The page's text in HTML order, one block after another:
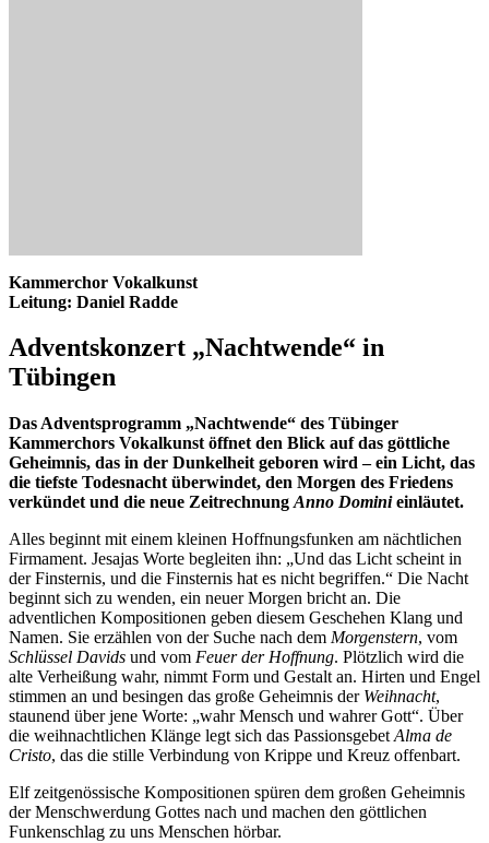
Kammerchor Vokalkunst
Leitung: Daniel Radde
Adventskonzert „Nachtwende“ in
Tübingen
Das Adventsprogramm „Nachtwende“ des Tübinger
Kammerchors Vokalkunst öffnet den Blick auf das göttliche
Geheimnis, das in der Dunkelheit geboren wird – ein Licht, das
die tiefste Todesnacht überwindet, den Morgen des Friedens
verkündet und die neue Zeitrechnung Anno Dominieinläutet.
Alles beginnt mit einem kleinen Hoffnungsfunken am nächtlichen
Firmament. Jesajas Worte begleiten ihn: „Und das Licht scheint in
der Finsternis, und die Finsternis hat es nicht begriffen.“ Die Nacht
beginnt sich zu wenden, ein neuer Morgen bricht an. Die
adventlichen Kompositionen geben diesem Geschehen Klang und
Namen. Sie erzählen von der Suche nach dem Morgenstern, vom
Schlüssel Davids und vom Feuer der Hoffnung. Plötzlich wird die
alte Verheißung wahr, nimmt Form und Gestalt an. Hirten und Engel
stimmen an und besingen das große Geheimnis der Weihnacht,
staunend über jene Worte: „wahr Mensch und wahrer Gott“. Über
die weihnachtlichen Klänge legt sich das Passionsgebet Alma de
Cristo, das die stille Verbindung von Krippe und Kreuz offenbart.
Elf zeitgenössische Kompositionen spüren dem großen Geheimnis
der Menschwerdung Gottes nach und machen den göttlichen
Funkenschlag zu uns Menschen hörbar.